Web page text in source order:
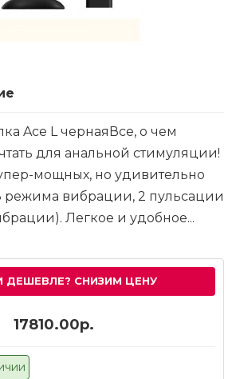
Ace L чернаяВсе, о чем
для анальной стимуляции!
мощных, но удивительно
режима вибрации, 2 пульсации
Легкое и удобное...
СНИЗИМ ЦЕНУ
17810.00р.